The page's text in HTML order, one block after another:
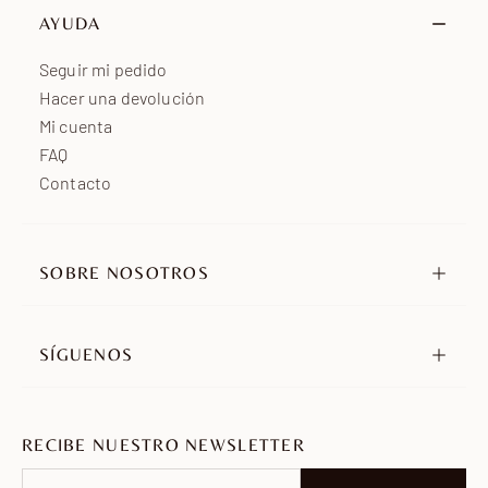
Oceanía
AYUDA
Seguir mi pedido
Hacer una devolución
Mi cuenta
FAQ
Contacto
SOBRE NOSOTROS
Nuestros compromisos
SÍGUENOS
Pinterest
RECIBE NUESTRO NEWSLETTER